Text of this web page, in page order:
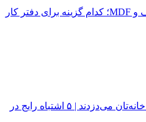
پارتیشن شیشه ای یا کناف و MDF؛ کدام گزینه برای دفتر کار
رنگ‌هایی که آرامش را از خانه‌تان می‌دزدند | ۵ اشتباه رایج در